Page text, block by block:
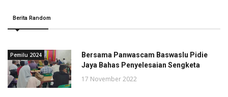
Berita Random
Pemilu 2024
Bersama Panwascam Baswaslu Pidie
Jaya Bahas Penyelesaian Sengketa
17 November 2022